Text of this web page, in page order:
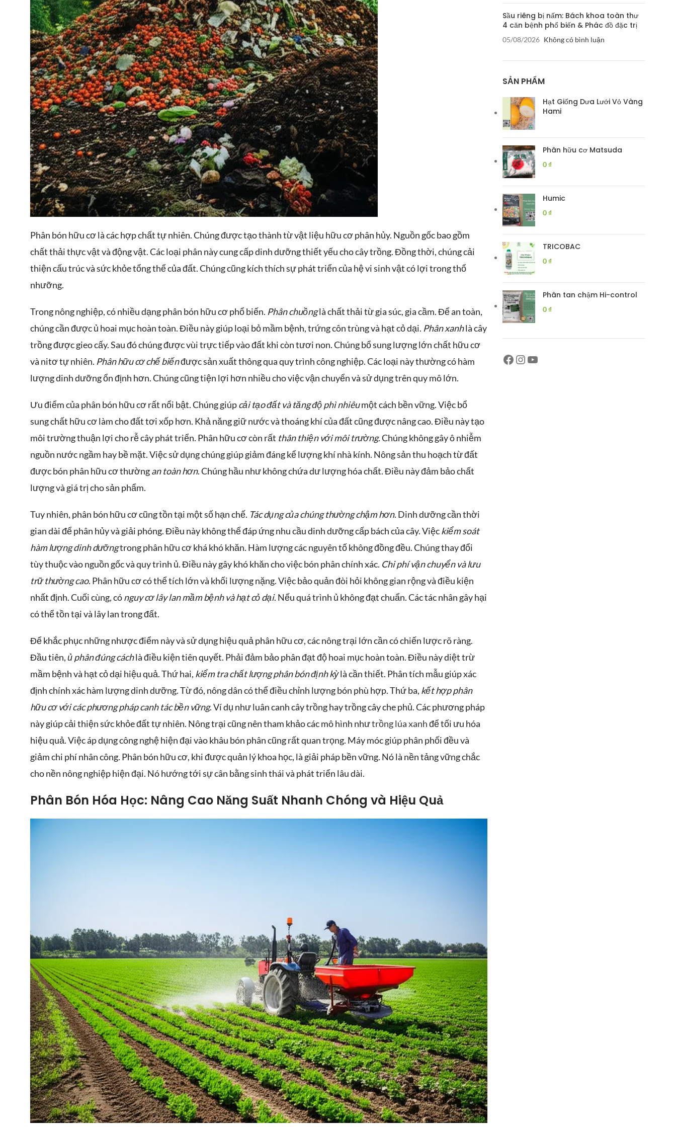
Phân bón hữu cơ là các hợp chất tự nhiên. Chúng được tạo thành từ vật liệu hữu cơ phân hủy. Nguồn gốc bao gồm
chất thải thực vật và động vật. Các loại phân này cung cấp dinh dưỡng thiết yếu cho cây trồng. Đồng thời, chúng cải
thiện cấu trúc và sức khỏe tổng thể của đất. Chúng cũng kích thích sự phát triển của hệ vi sinh vật có lợi trong thổ
nhưỡng.
Trong nông nghiệp, có nhiều dạng phân bón hữu cơ phổ biến. Phân chuồnglà chất thải từ gia súc, gia cầm. Để an toàn,
chúng cần được ủ hoai mục hoàn toàn. Điều này giúp loại bỏ mầm bệnh, trứng côn trùng và hạt cỏ dại. Phân xanhlà cây
trồng được gieo cấy. Sau đó chúng được vùi trực tiếp vào đất khi còn tươi non. Chúng bổ sung lượng lớn chất hữu cơ
và nitơ tự nhiên. Phân hữu cơ chế biếnđược sản xuất thông qua quy trình công nghiệp. Các loại này thường có hàm
lượng dinh dưỡng ổn định hơn. Chúng cũng tiện lợi hơn nhiều cho việc vận chuyển và sử dụng trên quy mô lớn.
Ưu điểm của phân bón hữu cơ rất nổi bật. Chúng giúpcải tạo đất và tăng độ phì nhiêumột cách bền vững. Việc bổ
sung chất hữu cơ làm cho đất tơi xốp hơn. Khả năng giữ nước và thoáng khí của đất cũng được nâng cao. Điều này tạo
môi trường thuận lợi cho rễ cây phát triển. Phân hữu cơ còn rất thân thiện với môi trường. Chúng không gây ô nhiễm
nguồn nước ngầm hay bề mặt. Việc sử dụng chúng giúp giảm đáng kể lượng khí nhà kính. Nông sản thu hoạch từ đất
được bón phân hữu cơ thườngan toàn hơn. Chúng hầu như không chứa dư lượng hóa chất. Điều này đảm bảo chất
lượng và giá trị cho sản phẩm.
Tuy nhiên, phân bón hữu cơ cũng tồn tại một số hạn chế. Tác dụng của chúng thường chậm hơn. Dinh dưỡng cần thời
gian dài để phân hủy và giải phóng. Điều này không thể đáp ứng nhu cầu dinh dưỡng cấp bách của cây. Việckiểm soát
hàm lượng dinh dưỡngtrong phân hữu cơ khá khó khăn. Hàm lượng các nguyên tố không đồng đều. Chúng thay đổi
tùy thuộc vào nguồn gốc và quy trình ủ. Điều này gây khó khăn cho việc bón phân chính xác. Chi phí vận chuyển và lưu
trữ thường cao. Phân hữu cơ có thể tích lớn và khối lượng nặng. Việc bảo quản đòi hỏi không gian rộng và điều kiện
nhất định. Cuối cùng, cónguy cơ lây lan mầm bệnh và hạt cỏ dại. Nếu quá trình ủ không đạt chuẩn. Các tác nhân gây hại
có thể tồn tại và lây lan trong đất.
Để khắc phục những nhược điểm này và sử dụng hiệu quả phân hữu cơ, các nông trại lớn cần có chiến lược rõ ràng.
Đầu tiên,ủ phân đúng cáchlà điều kiện tiên quyết. Phải đảm bảo phân đạt độ hoai mục hoàn toàn. Điều này diệt trừ
mầm bệnh và hạt cỏ dại hiệu quả. Thứ hai, kiểm tra chất lượng phân bón định kỳlà cần thiết. Phân tích mẫu giúp xác
định chính xác hàm lượng dinh dưỡng. Từ đó, nông dân có thể điều chỉnh lượng bón phù hợp. Thứ ba, kết hợp phân
hữu cơ với các phương pháp canh tác bền vững. Ví dụ như luân canh cây trồng hay trồng cây che phủ. Các phương pháp
này giúp cải thiện sức khỏe đất tự nhiên. Nông trại cũng nên tham khảo các mô hình nhưtrồng lúa xanhđể tối ưu hóa
hiệu quả. Việc áp dụng công nghệ hiện đại vào khâu bón phân cũng rất quan trọng. Máy móc giúp phân phối đều và
giảm chi phí nhân công. Phân bón hữu cơ, khi được quản lý khoa học, là giải pháp bền vững. Nó là nền tảng vững chắc
cho nền nông nghiệp hiện đại. Nó hướng tới sự cân bằng sinh thái và phát triển lâu dài.
Phân Bón Hóa Học: Nâng Cao Năng Suất Nhanh Chóng và Hiệu Quả
Sầu riêng bị nấm: Bách khoa toàn thư
4 căn bệnh phổ biến & Phác đồ đặc trị
05/08/2026 Không có bình luận
SẢN PHẨM
Hạt Giống Dưa Lưới Vỏ Vàng
Hami
Phân hữu cơ Matsuda
0 ₫
Humic
0 ₫
TRICOBAC
0 ₫
Phân tan chậm Hi-control
0 ₫